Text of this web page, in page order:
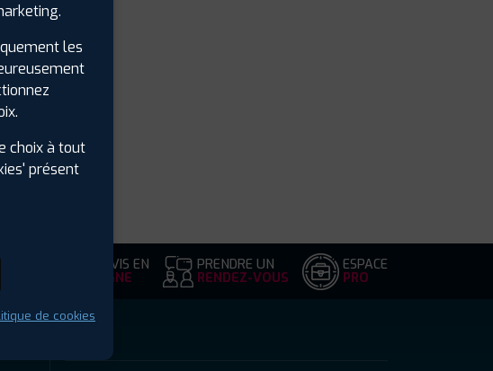
DEVIS EN
LIGNE
PRENDRE UN
RENDEZ-VOUS
ESPACE
PRO
les
choix à tout
présent
de cookies